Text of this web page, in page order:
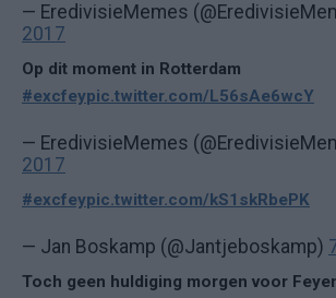
— EredivisieMemes
2017
Op dit moment in Rotterdam
#excfeypic.twitter.com/L56sAe6wcY
— EredivisieMemes
2017
#excfeypic.twitter.com/kS1skRbePK
— Jan Boskamp (@Jantjeboskamp)
Toch geen huldiging morgen voor